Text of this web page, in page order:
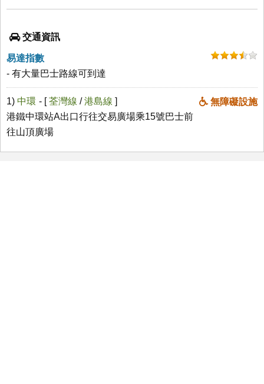
交通資訊
易達指數
- 有大量巴士路線可到達
1) 中環 無障礙設施
- [荃灣線 /港島線 ]
港鐵中環站A出口行往交易廣場乘15號巴士前
往山頂廣場